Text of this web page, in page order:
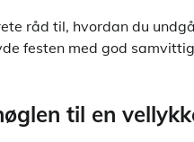
råd til, hvordan du
festen med god
til en